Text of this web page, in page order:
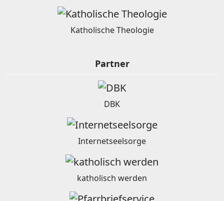
Katholische Theologie
Partner
DBK
Internetseelsorge
katholisch werden